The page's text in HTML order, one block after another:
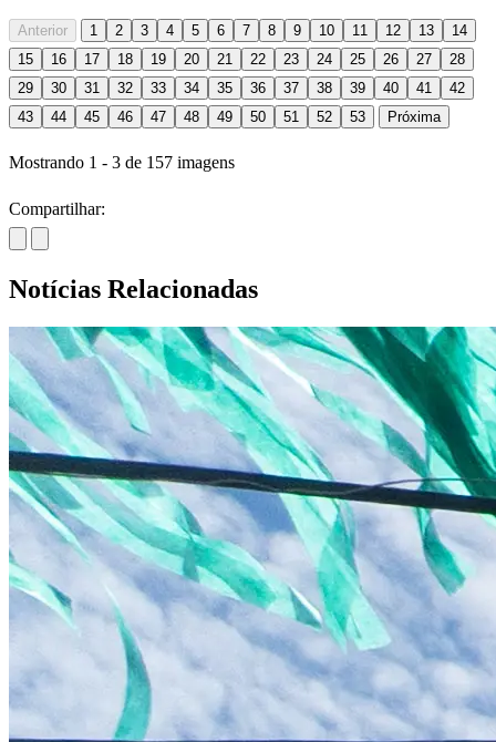
Anterior 1 2 3 4 5 6 7 8 9 10 11 12 13
14
15
16 17 18 19 20 21 22 23 24 25 26 27
28
29
30 31 32 33 34 35 36 37 38 39 40 41
42
43
44 45 46 47 48 49 50 51 52 53 Próxima
Mostrando 1 - 3 de 157 imagens
Compartilhar:
Notícias Relacionadas